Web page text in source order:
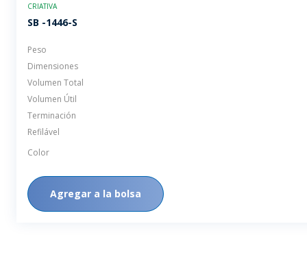
CRIATIVA
SB -1446-S
Peso
Dimensiones
Volumen Total
Volumen Útil
Terminación
Refilável
Color
Agregar a la bolsa